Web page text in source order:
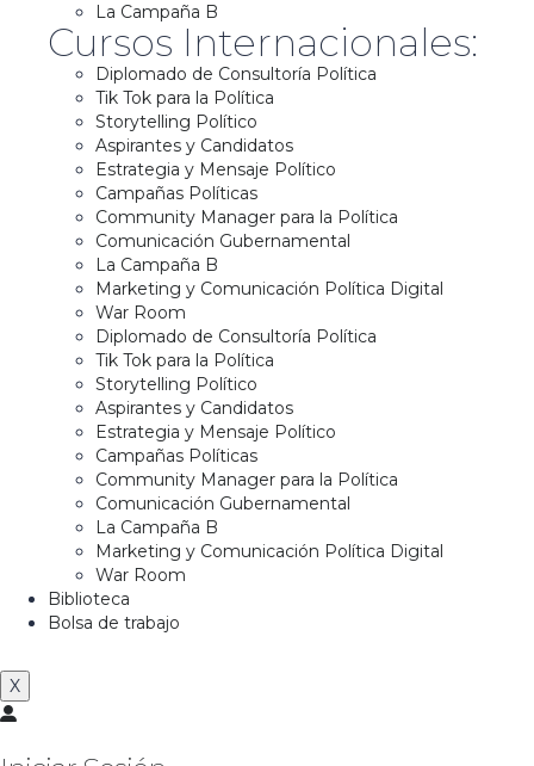
La Campaña B
Cursos Internacionales:
Diplomado de Consultoría Política
Tik Tok para la Política
Storytelling Político
Aspirantes y Candidatos
Estrategia y Mensaje Político
Campañas Políticas
Community Manager para la Política
Comunicación Gubernamental
La Campaña B
Marketing y Comunicación Política Digital
War Room
Diplomado de Consultoría Política
Tik Tok para la Política
Storytelling Político
Aspirantes y Candidatos
Estrategia y Mensaje Político
Campañas Políticas
Community Manager para la Política
Comunicación Gubernamental
La Campaña B
Marketing y Comunicación Política Digital
War Room
Biblioteca
Bolsa de trabajo
X